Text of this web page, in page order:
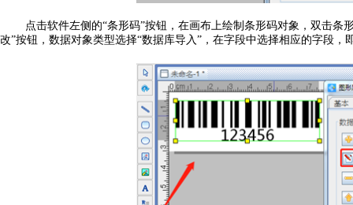
点击软件左侧的“条形码”按钮，在画布上绘制条形码对象，双击
改”按钮，数据对象类型选择“数据库导入”，在字段中选择相应的字段，